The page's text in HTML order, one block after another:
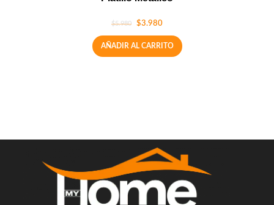
$5.980 $3.980
AÑADIR AL CARRITO